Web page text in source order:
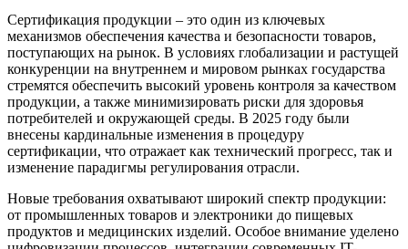
Сертификация продукции – это один из ключевых
механизмов обеспечения качества и безопасности товаров,
поступающих на рынок. В условиях глобализации и растущей
конкуренции на внутреннем и мировом рынках государства
стремятся обеспечить высокий уровень контроля за качеством
продукции, а также минимизировать риски для здоровья
потребителей и окружающей среды. В 2025 году были
внесены кардинальные изменения в процедуру
сертификации, что отражает как технический прогресс, так и
изменение парадигмы регулирования отрасли.
Новые требования охватывают широкий спектр продукции:
от промышленных товаров и электроники до пищевых
продуктов и медицинских изделий. Особое внимание уделено